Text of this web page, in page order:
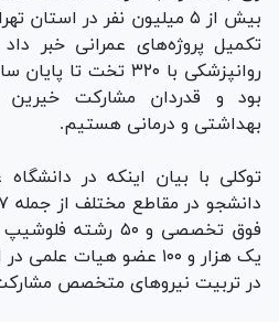
بیش از ۵ میلیون نفر در
تکمیل پروژه‌های عمرانی خبر
روانپزشکی با ۳۲۰ تخت
بود و قدردان مشارکت
بهداشتی و درمانی هستیم.
فوق تخصصی و ۵۰
یک هزار و ۱۰۰ عضو هیات
در تربیت نیرو‌های متخصص